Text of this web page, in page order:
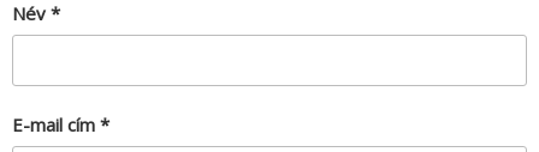
Név *
E-mail cím *